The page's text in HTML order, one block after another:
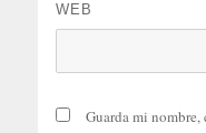
WEB
Guarda mi